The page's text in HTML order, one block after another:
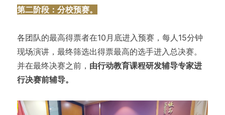
第二阶段：分校预赛。
各团队的最高得票者在10月底进入预赛，每人15分钟
现场演讲，最终筛选出得票最高的选手进入总决赛。
并在最终决赛之前， 由行动教育课程研发辅导专家进
行决赛前辅导。